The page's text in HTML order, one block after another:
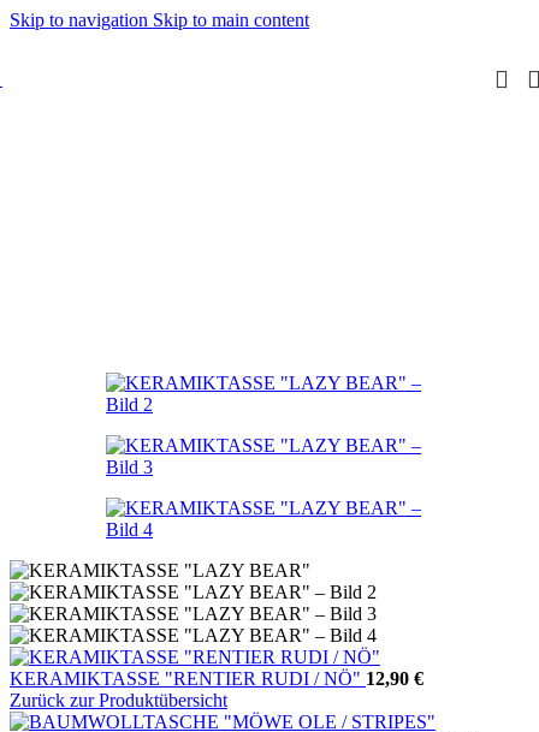
Skip to navigation Skip to main content
KERAMIKTASSE "RENTIER RUDI / NÖ" 12,90 €
Zurück zur Produktübersicht